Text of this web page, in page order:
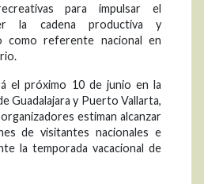
para impulsar el
la cadena productiva y
como referente nacional en
el próximo 10 de junio en la
Guadalajara y Puerto Vallarta,
estiman alcanzar
de visitantes nacionales e
la temporada vacacional de